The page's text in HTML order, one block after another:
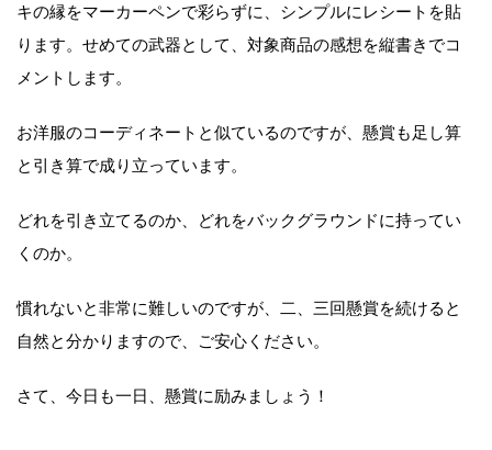
キの縁をマーカーペンで彩らずに、シンプルにレシートを貼
ります。せめての武器として、対象商品の感想を縦書きでコ
メントします。
お洋服のコーディネートと似ているのですが、懸賞も足し算
と引き算で成り立っています。
どれを引き立てるのか、どれをバックグラウンドに持ってい
くのか。
慣れないと非常に難しいのですが、二、三回懸賞を続けると
自然と分かりますので、ご安心ください。
さて、今日も一日、懸賞に励みましょう！